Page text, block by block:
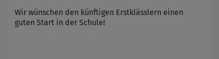
Wir wünschen den künftigen Erstklässlern einen
guten Start in der Schule!